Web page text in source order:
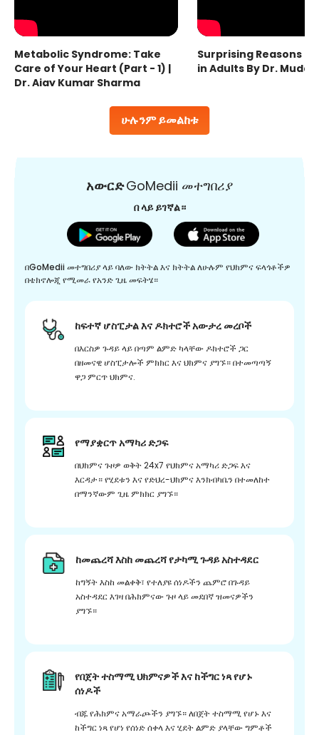
ሁሉንም ይመልከቱ
Metabolic Syndrome: Take
Care of Your Heart (Part - 1) |
Dr. Ajay Kumar Sharma
Surprising Reasons
in Adults By Dr.
አውርድGoMedii መተግበሪያ
በ ላይ ይገኛል።
በGoMedii መተግበሪያ ላይ ባለው ክትትል እና ክትትል ለሁሉም የህክምና ፍላጎቶችዎ
በቴክኖሎጂ የሚመራ የአንድ ጊዜ መፍትሄ።
ከፍተኛ ሆስፒታል እና ዶክተሮች አውታረ መረቦች
በእርስዎ ጉዳይ ላይ በጣም ልምድ ካላቸው ዶክተሮች ጋር
በዘመናዊ ሆስፒታሎች ምክክር እና ህክምና ያግኙ። በተመጣጣኝ
ዋጋ ምርጥ ህክምና.
የማያቋርጥ አማካሪ ድጋፍ
በህክምና ጉዞዎ ወቅት 24x7 የህክምና አማካሪ ድጋፍ እና
እርዳታ። የሂደቱን እና የድህረ-ህክምና እንክብካቤን በተመለከተ
በማንኛውም ጊዜ ምክክር ያግኙ።
ከመጨረሻ እስከ መጨረሻ የታካሚ ጉዳይ አስተዳደር
ከግኝት እስከ መልቀቅ፣ የተለያዩ ሰነዶችን ጨምሮ በጉዳይ
አስተዳደር እገዛ በሕክምናው ጉዞ ላይ መደበኛ ዝመናዎችን
ያግኙ።
የበጀት ተስማሚ ህክምናዎች እና ከችግር ነጻ የሆኑ
ሰነዶች
ብጁ የሕክምና አማራጮችን ያግኙ። ለበጀት ተስማሚ የሆኑ እና
ከችግር ነጻ የሆነ የሰነድ ሰቀላ እና ሂደት ልምድ ያላቸው ግምቶች